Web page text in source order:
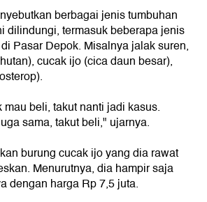
berbagai jenis tumbuhan
dilindungi, termasuk beberapa jenis
Pasar Depok. Misalnya jalak suren,
cucak ijo (cica daun besar),
beli, takut nanti jadi kasus.
sama, takut beli," ujarnya.
burung cucak ijo yang dia rawat
Menurutnya, dia hampir saja
dengan harga Rp 7,5 juta.